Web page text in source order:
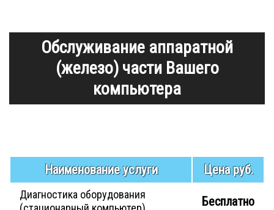
Обслуживание аппаратной
(железо) части Вашего
компьютера
Наименование услуги Цена руб.
Диагностика оборудования
Бесплатно